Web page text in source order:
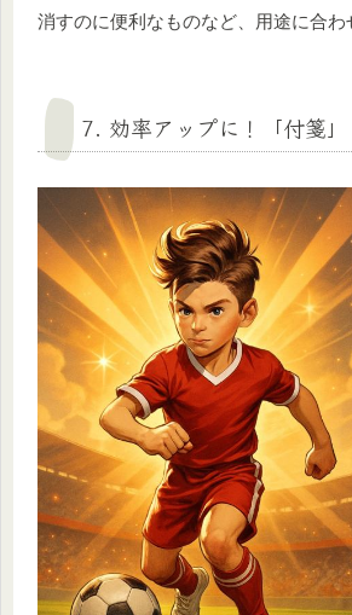
消すのに便利なものなど、用途に合わ
7. 効率アップに！「付箋」